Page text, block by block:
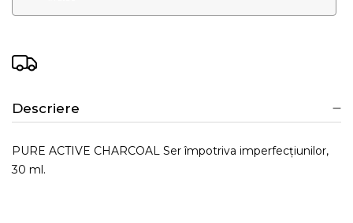
Descriere
PURE ACTIVE CHARCOAL Ser împotriva imperfecțiunilor,
30 ml.